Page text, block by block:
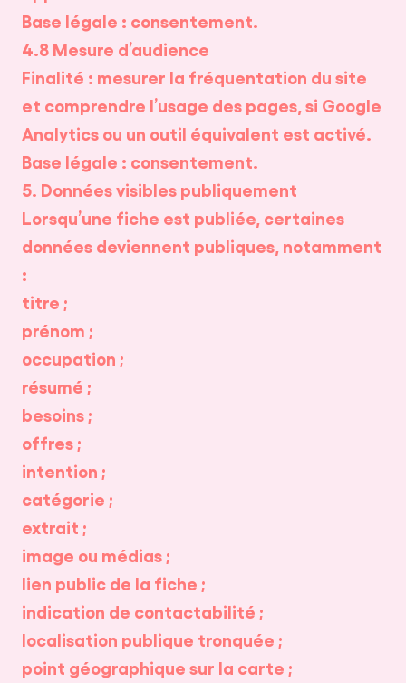
FR
CRÉER UN PROJET
Base légale : consentement.
4.8 Mesure d’audience
Finalité : mesurer la fréquentation du site
et comprendre l’usage des pages, si Google
Analytics ou un outil équivalent est activé.
Base légale : consentement.
5. Données visibles publiquement
Lorsqu’une fiche est publiée, certaines
données deviennent publiques, notamment
:
titre ;
prénom ;
occupation ;
résumé ;
besoins ;
offres ;
intention ;
catégorie ;
extrait ;
image ou médias ;
lien public de la fiche ;
indication de contactabilité ;
localisation publique tronquée ;
point géographique sur la carte ;